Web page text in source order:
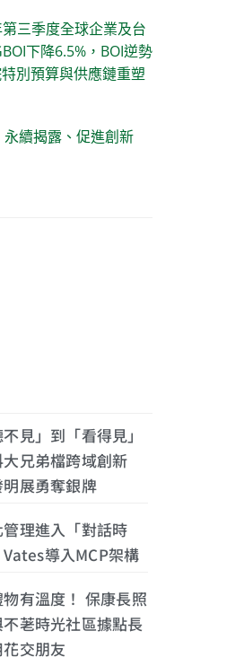
三季度全球企業及台
下降6.5%，BOI逆勢
別預算與供應鏈重塑
永續揭露、促進創新
見」到「看得見」
大兄弟檔跨域創新
展勇奪銀牌
理進入「對話時
導入MCP架構
有溫度！ 保康長照
荖時光社區據點長
交朋友